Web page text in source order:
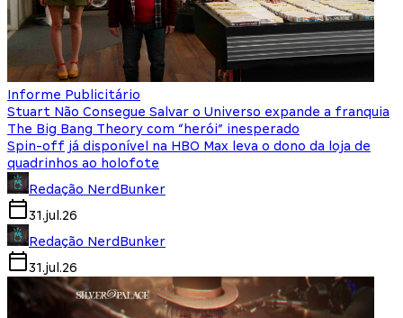
Informe Publicitário
Stuart Não Consegue Salvar o Universo expande a franquia
The Big Bang Theory com “herói” inesperado
Spin-off já disponível na HBO Max leva o dono da loja de
quadrinhos ao holofote
Redação NerdBunker
31.jul.26
Redação NerdBunker
31.jul.26